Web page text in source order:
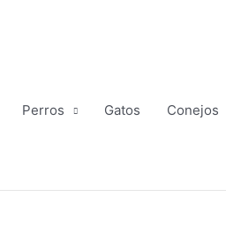
Perros Gatos Conejos